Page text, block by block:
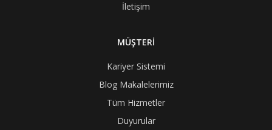
İletişim
MÜŞTERİ
Kariyer Sistemi
Blog Makalelerimiz
Tüm Hizmetler
Duyurular